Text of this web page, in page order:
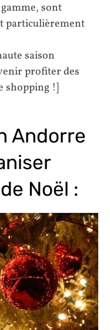
sont
particulièrement
saison
profiter des
shopping !]
Andorre
Noël :